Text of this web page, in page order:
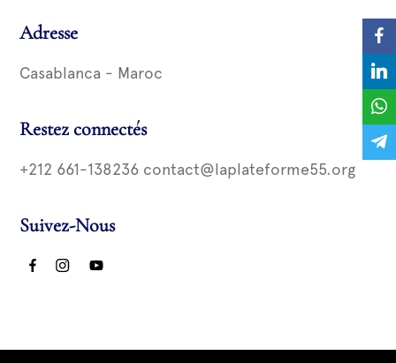
Adresse
Casablanca - Maroc
Restez connectés
+212 661-138236 contact@laplateforme55.org
Suivez-Nous